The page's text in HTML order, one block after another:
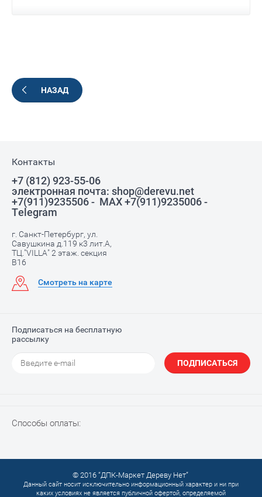
НАЗАД
Контакты
+7 (812) 923-55-06
электронная почта: shop@derevu.net
+7(911)9235506 - MAX +7(911)9235006 -
Telegram
г. Санкт-Петербург, ул.
Савушкина д.119 к3 лит.А,
ТЦ."VILLA" 2 этаж. секция
В16
Смотреть на карте
Подписаться на бесплатную
рассылку
ПОДПИСАТЬСЯ
Способы оплаты:
© 2016 “ДПК-Маркет Дереву Нет”
Данный сайт носит исключительно информационный характер и ни при
каких условиях не является публичной офертой, определяемой